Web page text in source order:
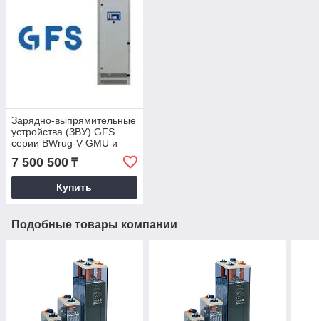
Зарядно-выпрямительные
устройства (ЗВУ) GFS
серии BWrug-V-GMU и
7 500 500 ₸
Купить
Подобные товары компании